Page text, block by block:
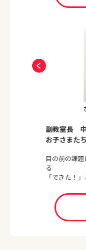
幼児期は全てのもの
は、長い人生におい
ポジティブな思考力
り抜く力）が身につ
チャイルド・アイズ
っかり見つけて伸ば
て答えを出すこと、
激動する社会をのび
あげましょう。私ど
心よりお待ちしており
副教室長 中
お子さまた
目の前の課
る
「できた！
いう意欲に
お子さまそ
「できた！
ます。